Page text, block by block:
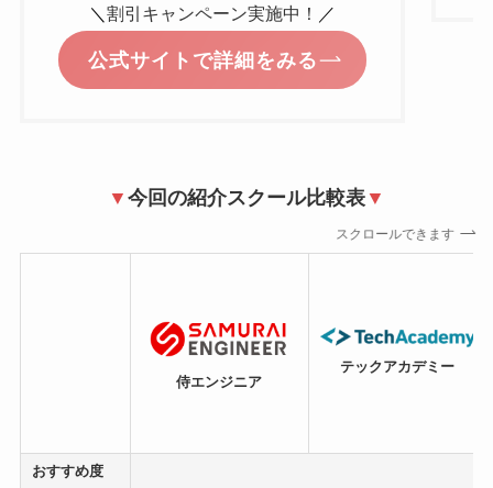
＼ 割引キャンペーン実施中！ ／
公式サイトで詳細をみる
▼ 今回の紹介スクール比較表 ▼
スクロールできます
侍エンジニア
テックアカデミー
おすすめ度